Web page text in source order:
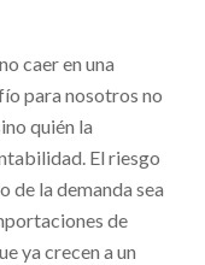
caer en una
para nosotros no
quién la
El riesgo
de la demanda sea
de
ya crecen a un